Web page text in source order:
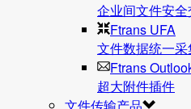
企业间文件安
Ftrans UFA
文件数据统⼀
Ftrans
超大附件插件